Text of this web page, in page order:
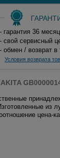
- гарантия 36
- свой сервисный
- обмен / возврат в
Условия возврата
из
цена-